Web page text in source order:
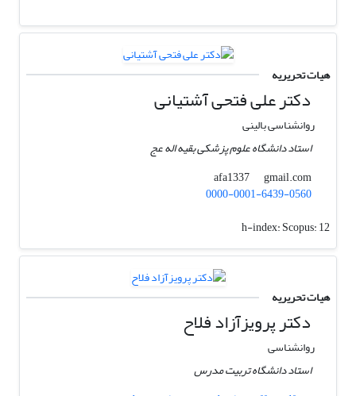
هیات تحریریه
دکتر علی فتحی آشتیانی
روانشناسی بالینی
استاد دانشگاه علوم پزشکی بقیه اله عج
afa1337
gmail.com
0000-0001-6439-0560
h-index:Scopus: 12
هیات تحریریه
دکتر پرویزآزاد فلاح
روانشناسی
استاد دانشگاه تربیت مدرس